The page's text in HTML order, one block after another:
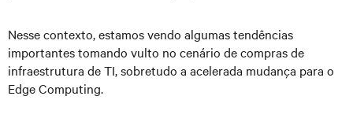
Nesse contexto, estamos vendo algumas tendências
importantes tomando vulto no cenário de compras de
infraestrutura de TI, sobretudo a acelerada mudança para o
Edge Computing.